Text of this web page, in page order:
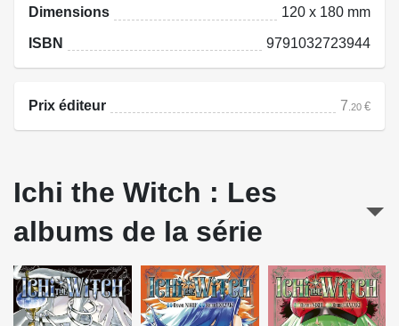
Dimensions 120 x 180 mm
ISBN 9791032723944
Prix éditeur 7 .20 €
Ichi the Witch : Les
albums de la série